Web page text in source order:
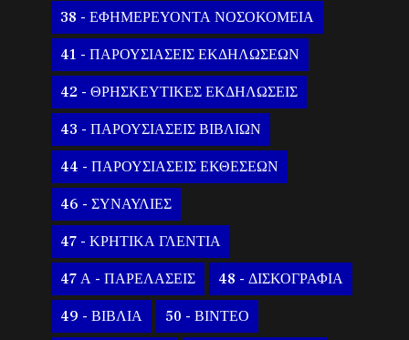
38 - ΕΦΗΜΕΡΕΥΟΝΤΑ ΝΟΣΟΚΟΜΕΙΑ
41 - ΠΑΡΟΥΣΙΑΣΕΙΣ ΕΚΔΗΛΩΣΕΩΝ
42 - ΘΡΗΣΚΕΥΤΙΚΕΣ ΕΚΔΗΛΩΣΕΙΣ
43 - ΠΑΡΟΥΣΙΑΣΕΙΣ ΒΙΒΛΙΩΝ
44 - ΠΑΡΟΥΣΙΑΣΕΙΣ ΕΚΘΕΣΕΩΝ
46 - ΣΥΝΑΥΛΙΕΣ
47 - ΚΡΗΤΙΚΑ ΓΛΕΝΤΙΑ
47 Α - ΠΑΡΕΛΑΣΕΙΣ 48 - ΔΙΣΚΟΓΡΑΦΙΑ
49 - ΒΙΒΛΙΑ 50 - ΒΙΝΤΕΟ